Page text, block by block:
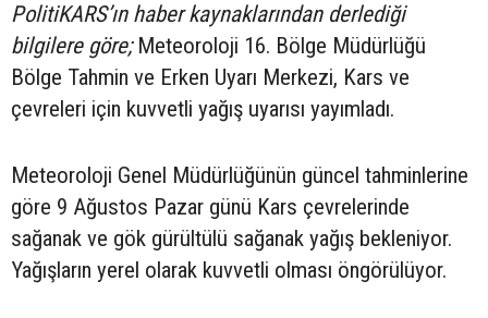
PolitiKARS’ın haber kaynaklarından derlediği
bilgilere göre;Meteoroloji 16. Bölge Müdürlüğü
Bölge Tahmin ve Erken Uyarı Merkezi, Kars ve
çevreleri için kuvvetli yağış uyarısı yayımladı.
Meteoroloji Genel Müdürlüğünün güncel tahminlerine
göre 9 Ağustos Pazar günü Kars çevrelerinde
sağanak ve gök gürültülü sağanak yağış bekleniyor.
Yağışların yerel olarak kuvvetli olması öngörülüyor.